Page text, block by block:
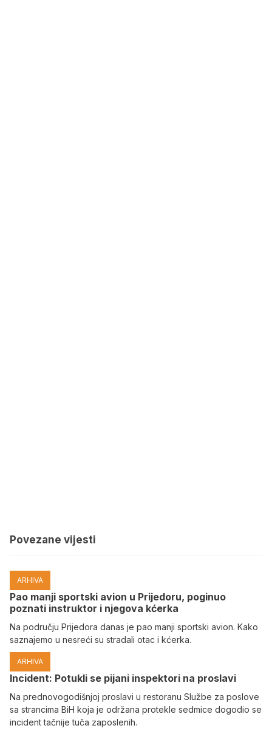
Povezane vijesti
ARHIVA
Pao manji sportski avion u Prijedoru, poginuo
poznati instruktor i njegova kćerka
Na području Prijedora danas je pao manji sportski avion. Kako
saznajemo u nesreći su stradali otac i kćerka.
ARHIVA
Incident: Potukli se pijani inspektori na proslavi
Na prednovogodišnjoj proslavi u restoranu Službe za poslove
sa strancima BiH koja je održana protekle sedmice dogodio se
incident tačnije tuča zaposlenih.